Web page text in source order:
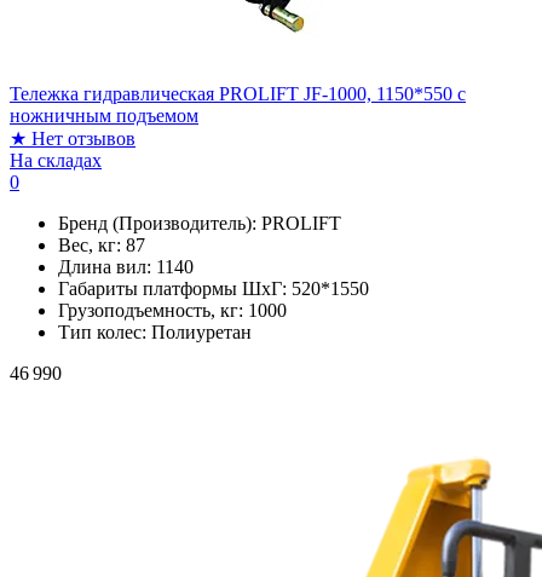
Тележка гидравлическая PROLIFT JF-1000, 1150*550 c
ножничным подъемом
★ Нет отзывов
На складах
0
Бренд (Производитель): PROLIFT
Вес, кг: 87
Длина вил: 1140
Габариты платформы ШxГ: 520*1550
Грузоподъемность, кг: 1000
Тип колес: Полиуретан
46 990